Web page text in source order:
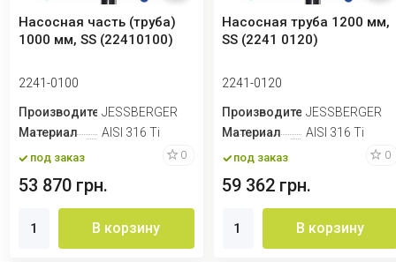
Насосная часть (труба)
1000 мм, SS (22410100)
2241-0100
ПроизводительJESSBERGER
Материал
AISI 316 Ti
под заказ 0
53 870 грн.
В корзину
Насосная труба 1200 мм,
SS (2241 0120)
2241-0120
ПроизводительJESSBERGER
Материал
AISI 316 Ti
под заказ 0
59 362 грн.
В корзину